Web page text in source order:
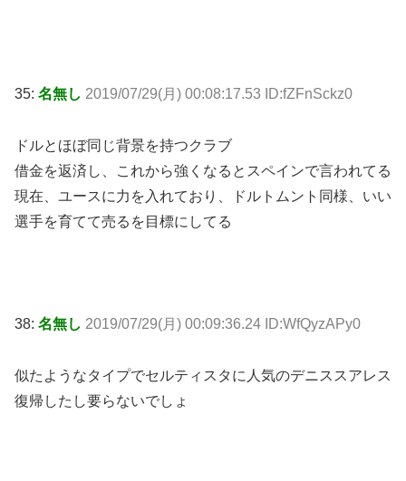
35: 名無し 2019/07/29(月) 00:08:17.53 ID:fZFnSckz0
ドルとほぼ同じ背景を持つクラブ
借金を返済し、これから強くなるとスペインで言われてる
現在、ユースに力を入れており、ドルトムント同様、いい
選手を育てて売るを目標にしてる
38: 名無し 2019/07/29(月) 00:09:36.24 ID:WfQyzAPy0
似たようなタイプでセルティスタに人気のデニススアレス
復帰したし要らないでしょ